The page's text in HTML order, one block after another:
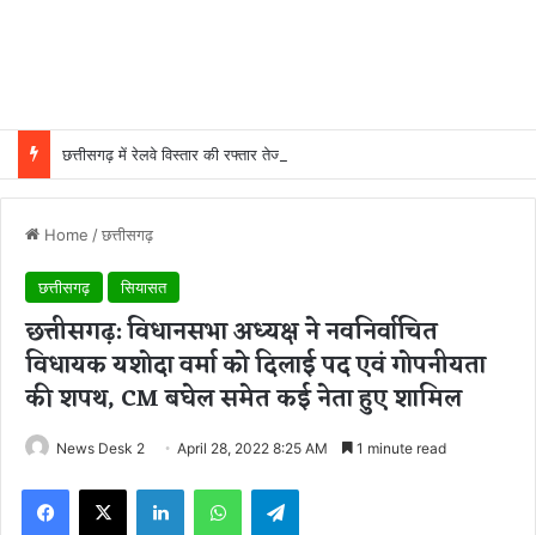
Home /छत्तीसगढ़
छत्तीसगढ़ सियासत
छत्तीसगढ़: विधानसभा अध्यक्ष ने नवनिर्वाचित
विधायक यशोदा वर्मा को दिलाई पद एवं गोपनीयता
की शपथ, CM बघेल समेत कई नेता हुए शामिल
News Desk 2 April 28, 2022 8:25 AM 1 minute read